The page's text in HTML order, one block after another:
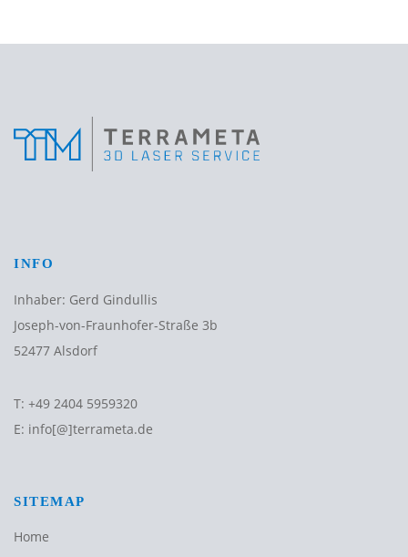
INFO
Inhaber: Gerd Gindullis
Joseph-von-Fraunhofer-Straße 3b
52477 Alsdorf
T: +49 2404 5959320
E: info[@]terrameta.de
SITEMAP
Home